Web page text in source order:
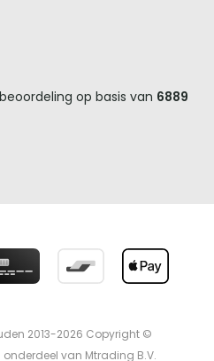
op basis van 6889
2013-2026 Copyright ©
van Mtrading B.V.